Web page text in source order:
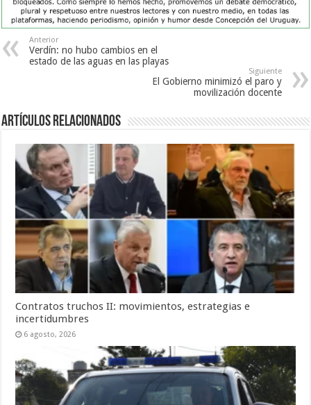
Anterior
Verdín: no hubo cambios en el
estado de las aguas en las playas
Siguiente
El Gobierno minimizó el paro y
movilización docente
Artículos Relacionados
Contratos truchos II: movimientos, estrategias e
incertidumbres
6 agosto, 2026